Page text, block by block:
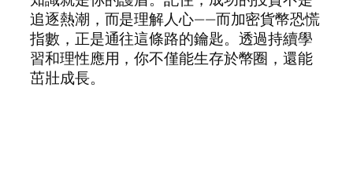
追逐熱潮，而是理解人心——而加密貨幣恐慌
指數，正是通往這條路的鑰匙。透過持續學
習和理性應用，你不僅能生存於幣圈，還能
茁壯成長。